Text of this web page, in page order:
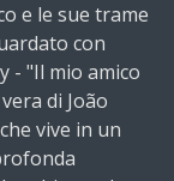
e le sue trame
con
- "Il mio amico
di João
vive in un